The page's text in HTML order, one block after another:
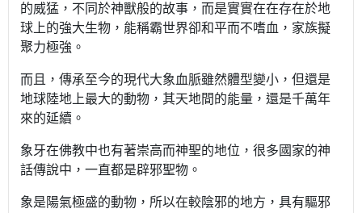
的威猛，不同於神獸般的故事，而是實實在在存在於地
球上的強大生物，能稱霸世界卻和平而不嗜血，家族擬
聚力極強。
而且，傳承至今的現代大象血脈雖然體型變小，但還是
地球陸地上最大的動物，其天地間的能量，還是千萬年
來的延續。
象牙在佛教中也有著崇高而神聖的地位，很多國家的神
話傳說中，一直都是辟邪聖物。
象是陽氣極盛的動物，所以在較陰邪的地方，具有驅邪